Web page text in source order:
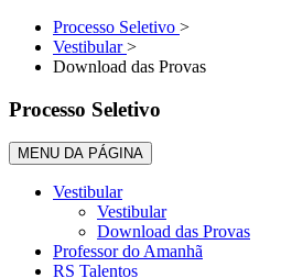
Processo Seletivo >
Vestibular>
Download das Provas
Processo Seletivo
MENU DA PÁGINA
Vestibular
Vestibular
Download das Provas
Professor do Amanhã
RS Talentos